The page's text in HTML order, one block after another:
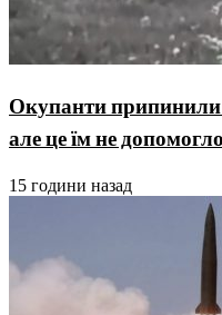
Окупанти припинили
але це їм не допомогло
15 години назад